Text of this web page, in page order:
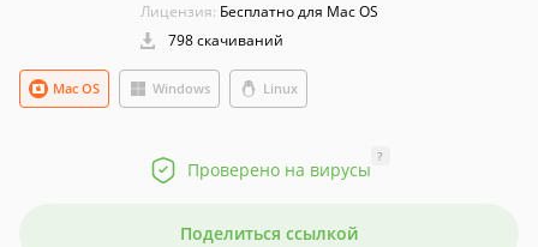
Лицензия: Бесплатно для Mac OS
798 скачиваний
Windows Linux
Mac OS
Проверено на вирусы
?
Поделиться ссылкой